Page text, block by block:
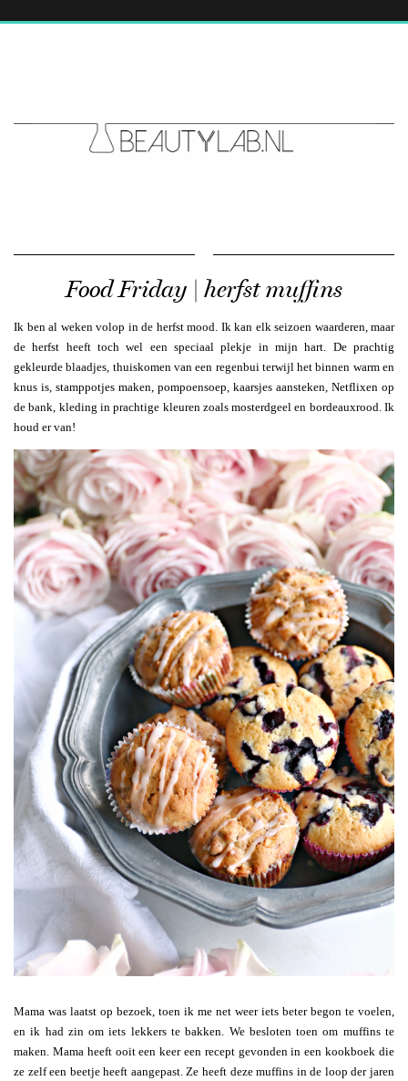
Food Friday | herfst muffins
Ik ben al weken volop in de herfst mood. Ik kan elk seizoen waarderen, maar
de herfst heeft toch wel een speciaal plekje in mijn hart. De prachtig
gekleurde blaadjes, thuiskomen van een regenbui terwijl het binnen warm en
knus is, stamppotjes maken, pompoensoep, kaarsjes aansteken, Netflixen op
de bank, kleding in prachtige kleuren zoals mosterdgeel en bordeauxrood. Ik
houd er van!
Mama was laatst op bezoek, toen ik me net weer iets beter begon te voelen,
en ik had zin om iets lekkers te bakken. We besloten toen om muffins te
maken. Mama heeft ooit een keer een recept gevonden in een kookboek die
ze zelf een beetje heeft aangepast. Ze heeft deze muffins in de loop der jaren